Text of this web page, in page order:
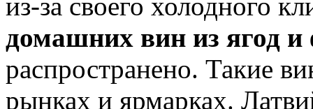
домашних вин из ягод
распространено. Такие
рынках и ярмарках.